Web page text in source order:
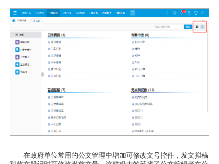
在政府单位常用的公文管理中增加可修改文号控件，发文拟稿